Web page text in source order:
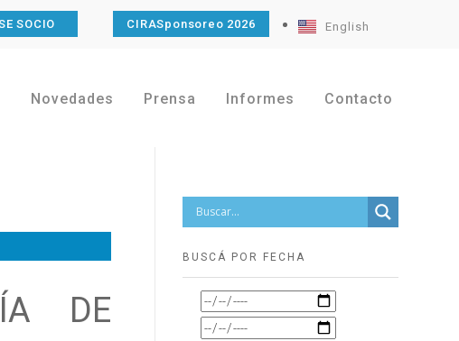
SOCIO CIRASponsoreo 2026 English
Novedades Prensa Informes Contacto
DE
BUSCÁ POR FECHA